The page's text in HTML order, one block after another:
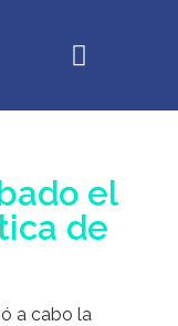
el
de
a cabo la